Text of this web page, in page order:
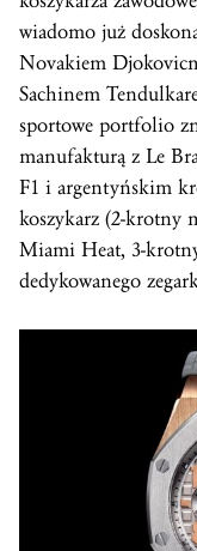
wiadomo już
Novakiem
Sachinem
sportowe portfolio
manufakturą z Le
F1 i argentyńskim
koszykarz (2-
Miami Heat, 3-
dedykowanego